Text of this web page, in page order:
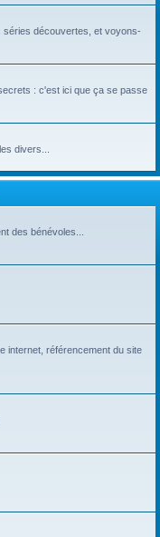
séries découvertes, et voyons-
: c'est ici que ça se passe
divers...
des bénévoles...
internet, référencement du site